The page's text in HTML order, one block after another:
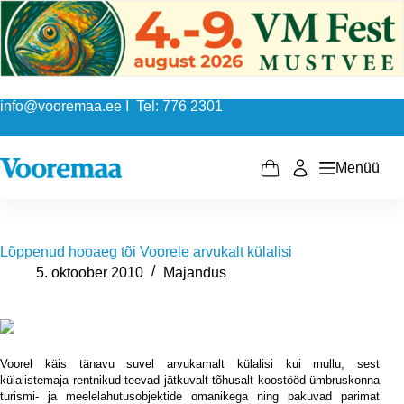
Skip
to
content
info@vooremaa.ee I Tel: 776 2301
Shopping
Menüü
Lõppenud hooaeg tõi Voorele arvukalt külalisi
5. oktoober 2010
Majandus
Voorel käis tänavu suvel arvukamalt külalisi kui mullu, sest
külalistemaja rentnikud teevad jätkuvalt tõhusalt koostööd ümbruskonna
turismi- ja meelelahutusobjektide omanikega ning pakuvad parimat